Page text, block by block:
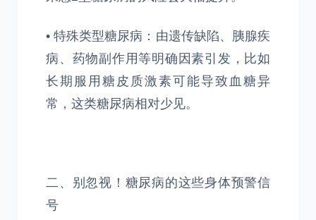
• 特殊类型糖尿病：由遗传缺陷、胰腺疾
病、药物副作用等明确因素引发，比如
长期服用糖皮质激素可能导致血糖异
常，这类糖尿病相对少见。
二、别忽视！糖尿病的这些身体预警信
号